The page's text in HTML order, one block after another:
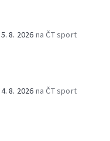
5. 8. 2026 na ČT sport
4. 8. 2026 na ČT sport